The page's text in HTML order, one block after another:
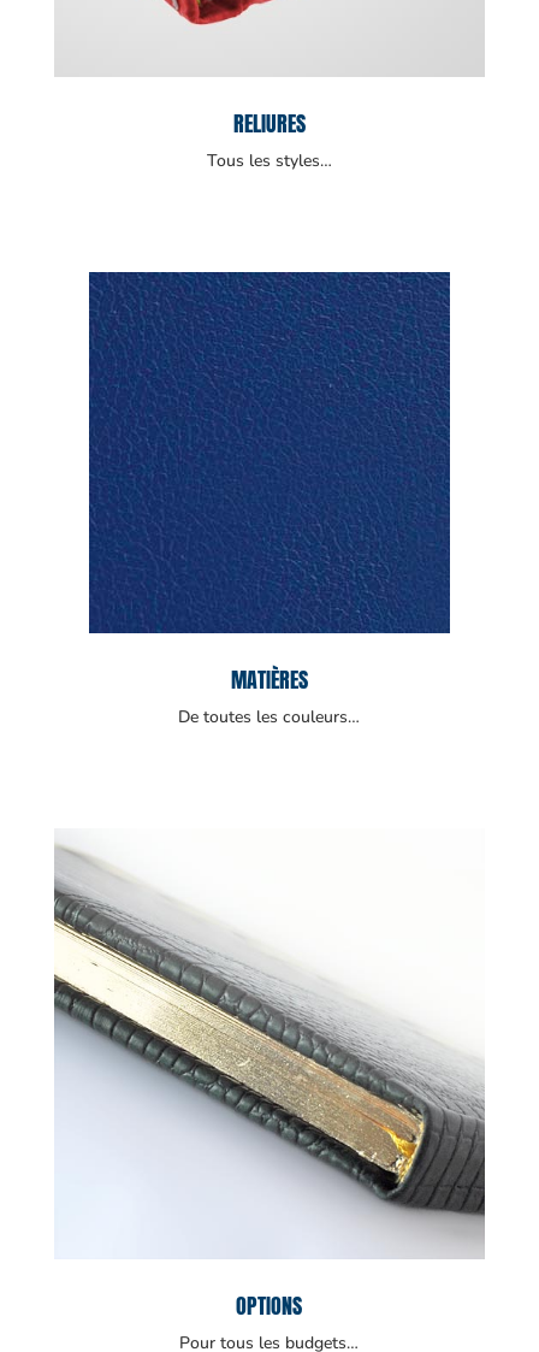
RELIURES
Tous les styles…
MATIÈRES
De toutes les couleurs…
OPTIONS
Pour tous les budgets…